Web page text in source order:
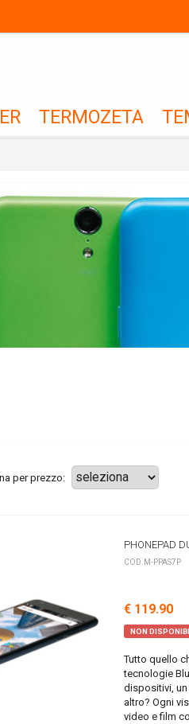
TERMOZETA
per prezzo:
PHONEPAD
COD.M-PPAS7P
€ 119.90
NON
Tutto quello
tecnologie
dispositivi, un
altro? Ogni
video e film